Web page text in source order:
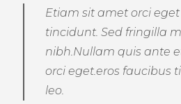
Etiam sit amet orci
tincidunt. Sed fringilla
nibh.Nullam quis ante
orci eget.eros faucibus
leo.